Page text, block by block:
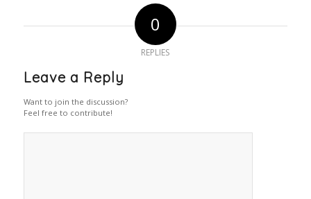
0
REPLIES
Leave a Reply
Want to join the discussion?
Feel free to contribute!